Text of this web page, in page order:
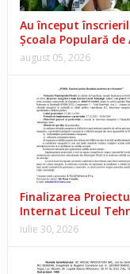
Au început
Școala Populară
august 05, 2026
Finalizarea
Internat Liceul
iulie 30, 2026